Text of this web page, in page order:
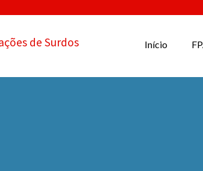
de Surdos Início